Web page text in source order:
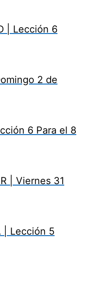
| Lección 6
2 de
6 Para el 8
| Viernes 31
| Lección 5